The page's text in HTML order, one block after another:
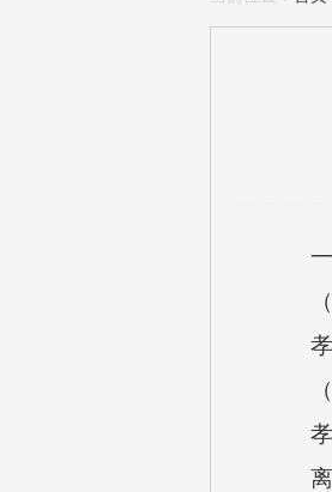
一
（
孝义
（
孝义
离退